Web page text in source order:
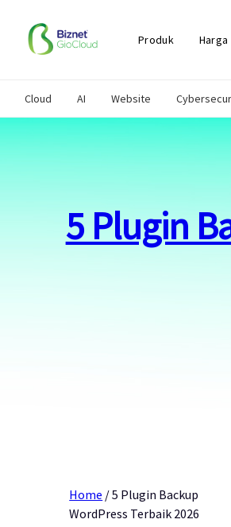
Cloud AI Website
Produk Harga
content
5 Plugin
Home /5 Plugin Backup
WordPress Terbaik 2026